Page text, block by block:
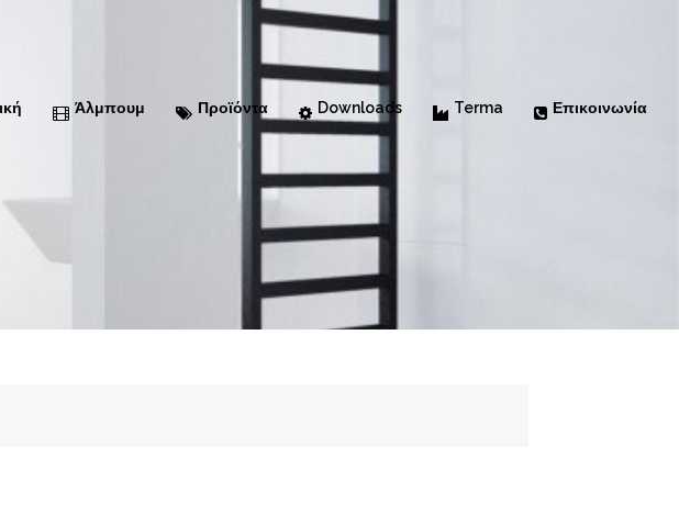
Άλμπουμ Προϊόντα Downloads Terma Επικοινωνία